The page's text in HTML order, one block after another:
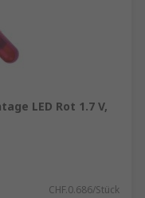
LED Rot 1.7 V,
CHF.0.686/Stück